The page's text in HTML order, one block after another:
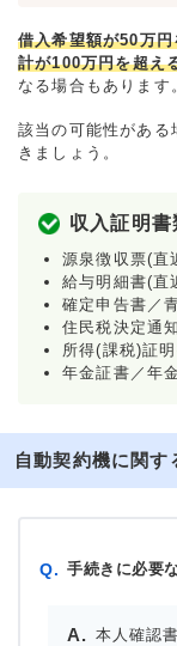
借入希望額が50万
計が100万円を超え
なる場合もあります
該当の可能性がある
きましょう。
収入証明
源泉徴収票(直
給与明細書(直
確定申告書／
住民税決定通
所得(課税)証
年金証書／年
自動契約機に関す
Q. 手続きに必要
本人確認